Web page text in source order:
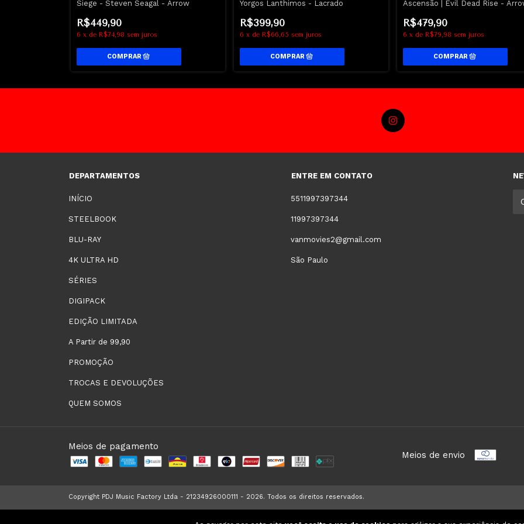
Siege - Steven Seagal - Arrow
R$449,90
6 x de R$74,98 sem juros
Yorgos Lanthimos - Lacrado
R$399,90
6 x de R$66,65 sem juros
Ascensão | Evil Dead Rise -
R$479,90
6 x de R$79,98 sem juros
DEPARTAMENTOS
INÍCIO
STEELBOOK
BLU-RAY
4K ULTRA HD
SÉRIES
DIGIPACK
EDIÇÃO LIMITADA
A Partir de 99,90
PROMOÇÃO
TROCAS E DEVOLUÇÕES
QUEM SOMOS
ENTRE EM CONTATO
5511997397344
11997397344
vanmovies2@gmail.com
São Paulo
Meios de pagamento
Meios de envio
Copyright PDJ Music Factory Ltda - 21234926000111 - 2026. Todos os direitos reservados.